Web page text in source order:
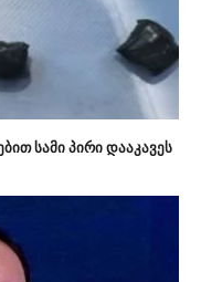
სამი პირი დააკავეს